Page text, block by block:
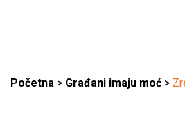
Početna > Građani imaju moć >